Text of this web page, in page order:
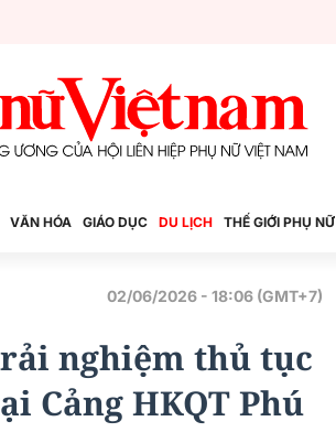
VĂN HÓA GIÁO DỤC DU LỊCH THẾ GIỚI PHỤ NỮ
02/06/2026 - 18:06 (GMT+7)
nghiệm thủ tục
Cảng HKQT Phú